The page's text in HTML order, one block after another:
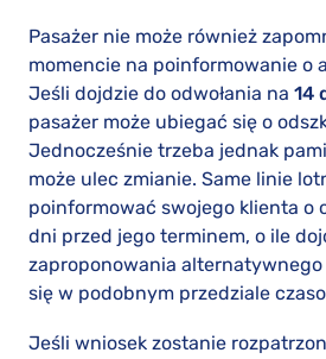
Pasażer nie może również
momencie na poinformowanie o
Jeśli dojdzie do odwołania na 14
pasażer może ubiegać się o
Jednocześnie trzeba jednak
może ulec zmianie. Same linie
poinformować swojego klienta o
dni przed jego terminem, o ile
zaproponowania
się w podobnym przedziale
Jeśli wniosek zostanie